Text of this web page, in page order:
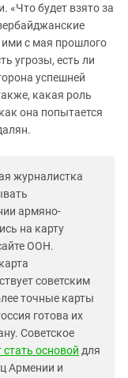
«Что будет взято за
ими с мая прошлого
угрозы, есть ли
успешней
какая роль
она попытается
журналистка
армяно-
на карту
ООН.
советским
точные карты
готова их
Советское
основой для
Армении и